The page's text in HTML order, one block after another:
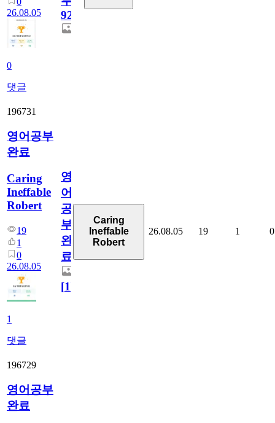
26.08.05
0
댓글
929
196731
영어공부
완료
Caring
Ineffable
Robert
19
1
0
26.08.05
1
댓글
영
어
공
부
완
료
[1]
Caring
Ineffable
Robert
26.08.05 19 1 0
196729
영어공부
완료